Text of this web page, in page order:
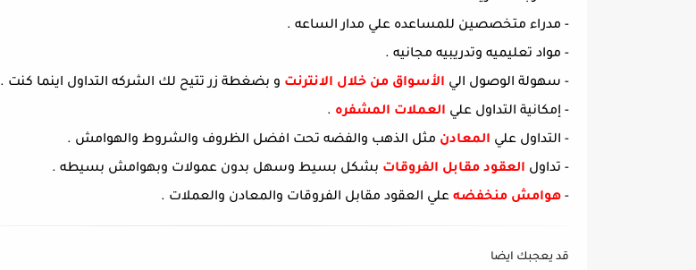
- مدراء متخصصين للمساعده علي مدار الساعه .
- مواد تعليميه وتدريبيه مجانيه .
- سهولة الوصول الي الأسواق من خلال الانترنت و بضغطة زر تتيح لك الشركه التداول اينما كنت .
- إمكانية التداول علي العملات المشفره .
- التداول علي المعادن مثل الذهب والفضه تحت افضل الظروف والشروط والهوامش .
- تداول العقود مقابل الفروقات بشكل بسيط وسهل بدون عمولات وبهوامش بسيطه .
- هوامش منخفضه علي العقود مقابل الفروقات والمعادن والعملات .
قد يعجبك ايضا